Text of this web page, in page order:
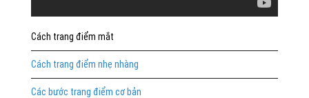
Cách trang điểm mắt
Cách trang điểm nhẹ nhàng
Các bước trang điểm cơ bản